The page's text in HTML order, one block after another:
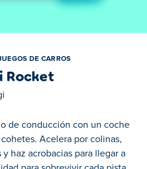
DE CARROS
Rocket
de conducción con un coche
Acelera por colinas,
haz acrobacias para llegar a